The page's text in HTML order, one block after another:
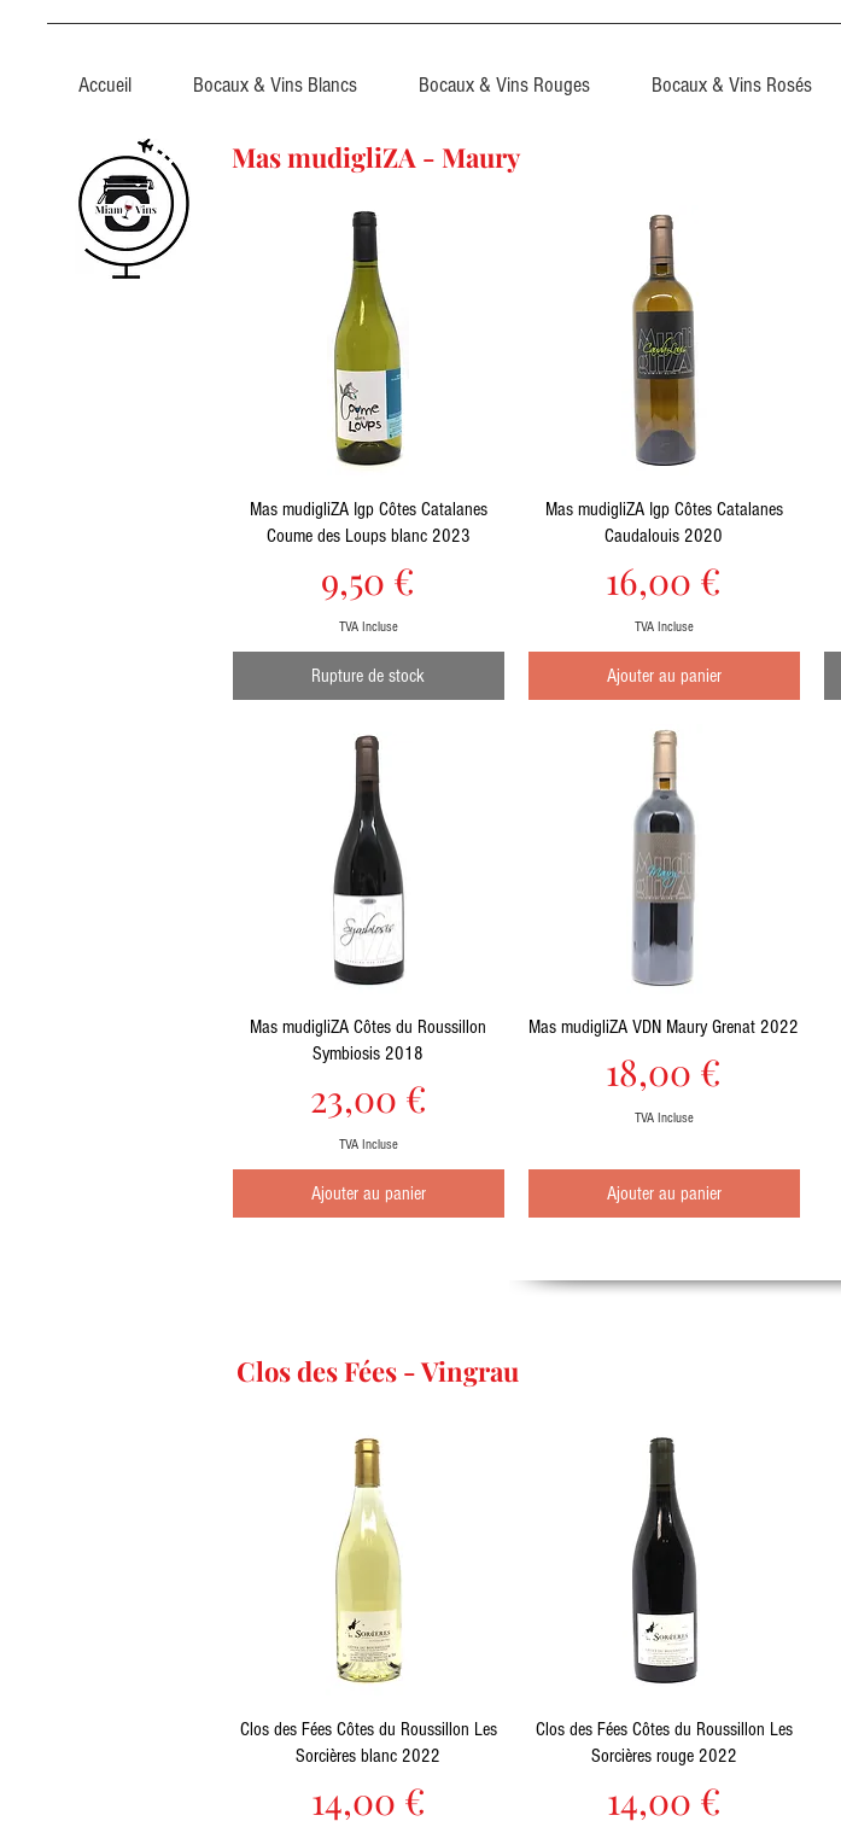
Accueil Bocaux & Vins Blancs Bocaux & Vins Rouges Bocaux & Vins Rosés
Mas mudigliZA - Maury
Aperçu rapide
Mas mudigliZA Igp Côtes Catalanes
Coume des Loups blanc 2023
Prix
9,50 €
TVA Incluse
Rupture de stock
Aperçu rapide
Mas mudigliZA Igp Côtes Catalanes
Caudalouis 2020
Prix
16,00 €
TVA Incluse
Ajouter au panier
Aperçu rapide
Mas mudigliZA Côtes du Roussillon
Symbiosis 2018
Prix
23,00 €
TVA Incluse
Ajouter au panier
Aperçu rapide
Mas mudigliZA VDN Maury Grenat 2022
Prix
18,00 €
TVA Incluse
Ajouter au panier
Clos des Fées - Vingrau
Aperçu rapide
Clos des Fées Côtes du Roussillon Les
Sorcières blanc 2022
Prix
14,00 €
Aperçu rapide
Clos des Fées Côtes du Roussillon Les
Sorcières rouge 2022
Prix
14,00 €